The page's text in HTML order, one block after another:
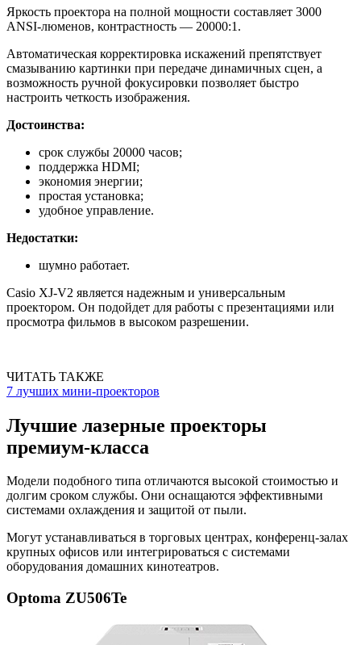
Яркость проектора на полной мощности составляет 3000
ANSI-люменов, контрастность — 20000:1.
Автоматическая корректировка искажений препятствует
смазыванию картинки при передаче динамичных сцен, а
возможность ручной фокусировки позволяет быстро
настроить четкость изображения.
Достоинства:
срок службы 20000 часов;
поддержка HDMI;
экономия энергии;
простая установка;
удобное управление.
Недостатки:
шумно работает.
Casio XJ-V2 является надежным и универсальным
проектором. Он подойдет для работы с презентациями или
просмотра фильмов в высоком разрешении.
ЧИТАТЬ ТАКЖЕ
7 лучших мини-проекторов
Лучшие лазерные проекторы
премиум-класса
Модели подобного типа отличаются высокой стоимостью и
долгим сроком службы. Они оснащаются эффективными
системами охлаждения и защитой от пыли.
Могут устанавливаться в торговых центрах, конференц-залах
крупных офисов или интегрироваться с системами
оборудования домашних кинотеатров.
Optoma ZU506Te